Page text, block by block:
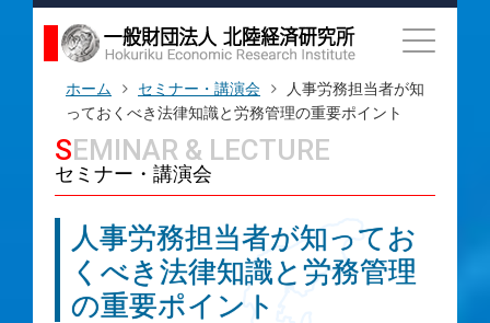
ホーム セミナー・講演会
人事労務担当者が知
っておくべき法律知識と労務管理の重要ポイント
SEMINAR & LECTURE
セミナー・講演会
人事労務担当者が知ってお
くべき法律知識と労務管理
の重要ポイント